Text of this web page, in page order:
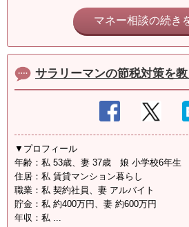
マネー相談の続き
サラリーマンの節税対策を教
▼プロフィール
年齢：私 53歳、妻 37歳 娘 小学校6年生
住居：私 賃貸マンション暮らし
職業：私 契約社員、妻 アルバイト
貯金：私 約400万円、妻 約600万円
年収：私 ...